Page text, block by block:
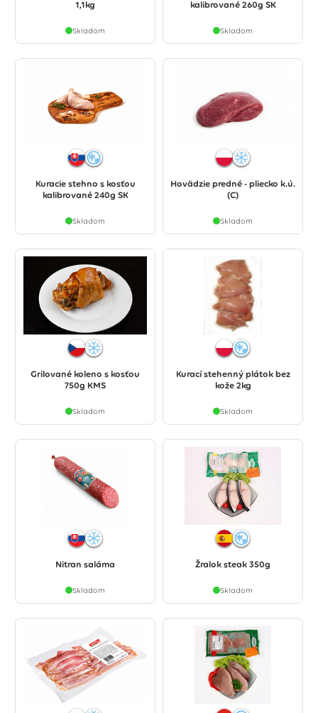
1,1kg
Skladom
kalibrované 260g SK
Skladom
Kuracie stehno s kosťou
kalibrované 240g SK
Skladom
Hovädzie predné - pliecko k.ú.
(C)
Skladom
Grilované koleno s kosťou
750g KMS
Skladom
Kurací stehenný plátok bez
kože 2kg
Skladom
Nitran saláma
Skladom
Žralok steak 350g
Skladom